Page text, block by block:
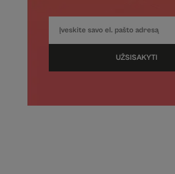
UŽSISAKYTI